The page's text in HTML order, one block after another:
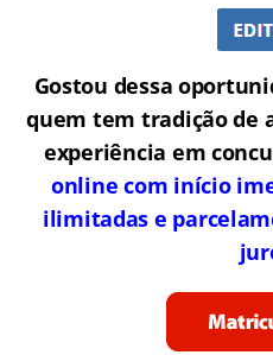
Gostou dessa
quem tem tradição de
experiência em
online com início
ilimitadas e